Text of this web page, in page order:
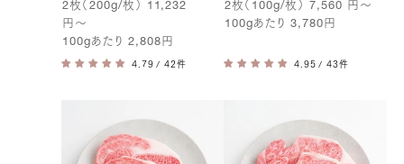
2枚（ 200g/枚）
11,232
円 〜
100g あたり 2,808 円
/ 42件
2枚（ 100g/枚） 7,560 円 〜
100g あたり3,780 円
/ 43件